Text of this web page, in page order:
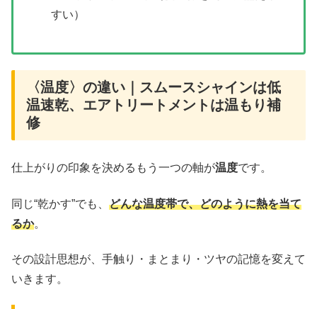
すい）
〈温度〉の違い｜スムースシャインは低
温速乾、エアトリートメントは温もり補
修
仕上がりの印象を決めるもう一つの軸が温度です。
同じ“乾かす”でも、 どんな温度帯で、どのように熱を当て
るか。
その設計思想が、手触り・まとまり・ツヤの記憶を変えて
いきます。